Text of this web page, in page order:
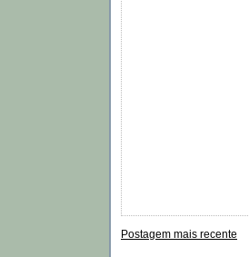
Postagem mais recente